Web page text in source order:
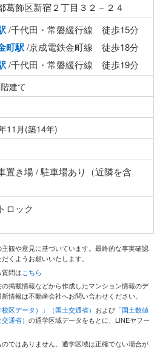
葛飾区新宿２丁目３２－２４
/千代田・常磐緩行線 徒歩15分
町駅/京成電鉄金町線 徒歩18分
/千代田・常磐緩行線 徒歩19分
建て
11月(築14年)
置き場 / 駐車場あり（近隣を含
ロック
観や意見に基づいています。最終的な事実確認
くようお願いいたします。
問はこちら
掲載情報などから作成したマンション情報のデ
情報は不動産会社へお問い合わせください。
区データ）」（国土交通省） および 「国土数値
通省） の通学区域データをもとに、LINEヤフー
ではありません。通学区域は正確でない場合が